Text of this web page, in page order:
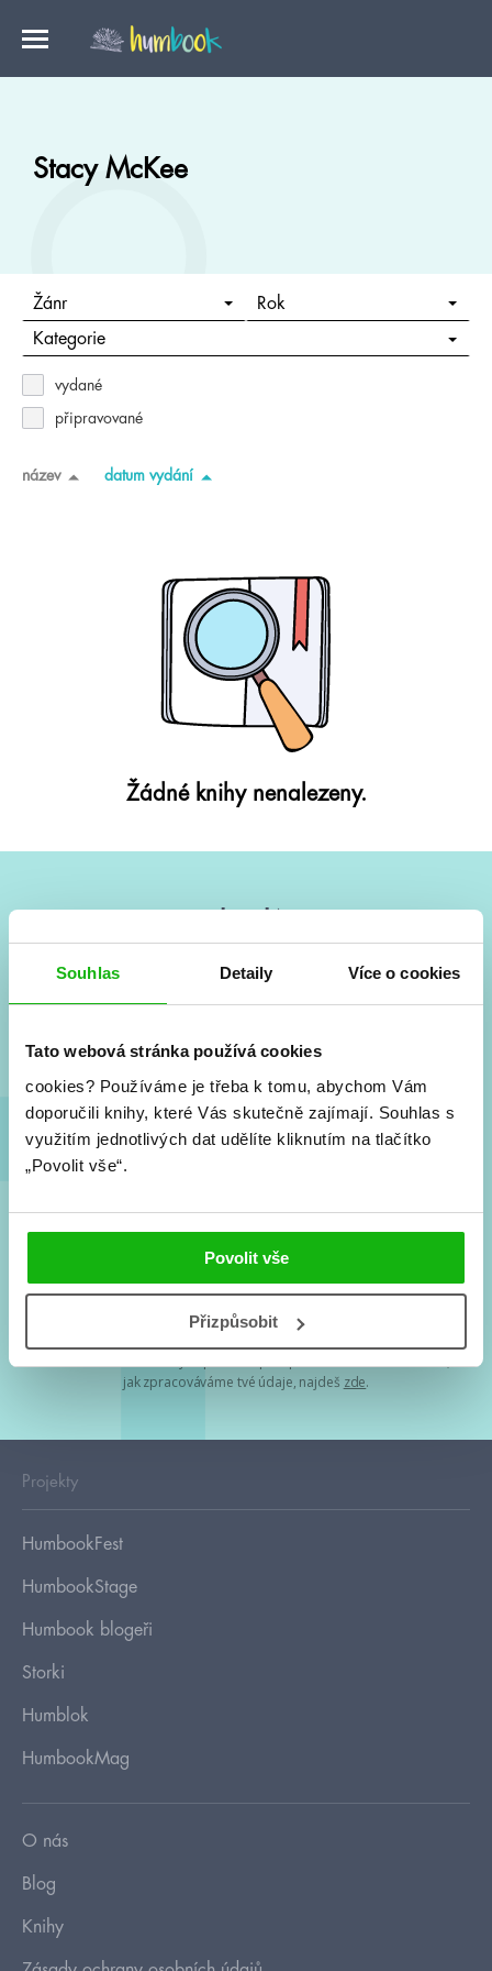
Souhlas Detaily Více o cookies
Tato webová stránka používá cookies
cookies? Používáme je třeba k tomu, abychom Vám
doporučili knihy, které Vás skutečně zajímají. Souhlas s
využitím jednotlivých dat udělíte kliknutím na tlačítko
„Povolit vše“.
Povolit vše
Přizpůsobit
Stacy McKee
Žánr Rok
Kategorie
vydané
připravované
název datum vydání
Žádné knihy nenalezeny.
Vše kolem #youngadult každý měsíc rovnou do mailu!
a seriálové adaptace a další.
Souhlasím spodmínkami zpracování osobních údajů
Tvá e-mailová adresa je u nás v bezpečí. Přečti si
jak zpracováváme tvé údaje, najdeš zde.
Projekty
HumbookFest
HumbookStage
Humbook blogeři
Storki
Humblok
HumbookMag
O nás
Blog
Knihy